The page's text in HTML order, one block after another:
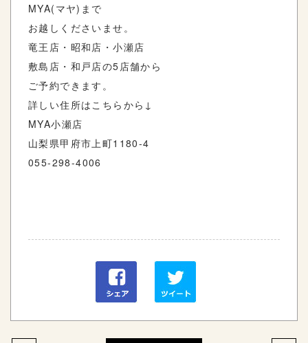
MYA(マヤ)まで
お越しくださいませ。
竜王店・昭和店・小瀬店
敷島店・和戸店の5店舗から
ご予約できます。
詳しい住所はこちらから↓
MYA小瀬店
山梨県甲府市上町1180-4
055-298-4006